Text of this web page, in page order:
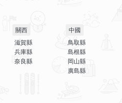
關西
滋賀縣
兵庫縣
奈良縣
中國
鳥取縣
島根縣
岡山縣
廣島縣